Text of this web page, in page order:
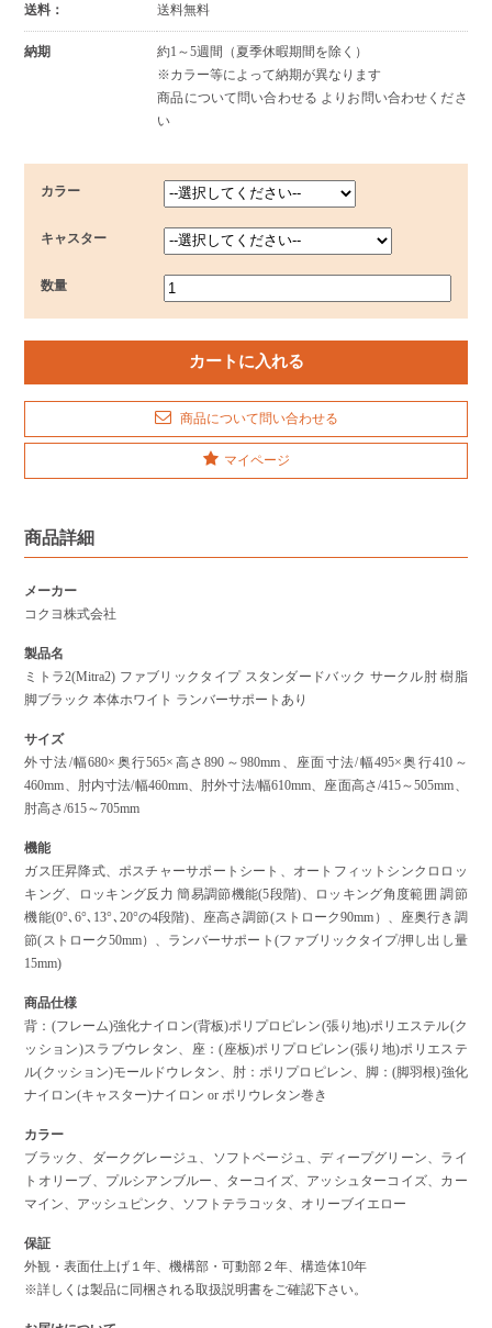
送料： 送料無料
納期
約1～5週間（夏季休暇期間を除く）
※カラー等によって納期が異なります
商品について問い合わせる よりお問い合わせくださ
い
カラー
キャスター
数量
商品について問い合わせる
マイページ
商品詳細
メーカー
コクヨ株式会社
製品名
ミトラ2(Mitra2) ファブリックタイプ スタンダードバック サークル肘 樹脂
脚ブラック 本体ホワイト ランバーサポートあり
サイズ
外寸法/幅680×奥行565×高さ890～980mm、座面寸法/幅495×奥行410～
460mm、肘内寸法/幅460mm、肘外寸法/幅610mm、座面高さ/415～505mm、
肘高さ/615～705mm
機能
ガス圧昇降式、ポスチャーサポートシート、オートフィットシンクロロッ
キング、ロッキング反力 簡易調節機能(5段階)、ロッキング角度範囲 調節
機能(0°､6°､13°､20°の4段階)、座高さ調節(ストローク90mm）、座奥行き調
節(ストローク50mm）、ランバーサポート(ファブリックタイプ/押し出し量
15mm)
商品仕様
背：(フレーム)強化ナイロン(背板)ポリプロピレン(張り地)ポリエステル(ク
ッション)スラブウレタン、座：(座板)ポリプロピレン(張り地)ポリエステ
ル(クッション)モールドウレタン、肘：ポリプロピレン、脚：(脚羽根)強化
ナイロン(キャスター)ナイロン or ポリウレタン巻き
カラー
ブラック、ダークグレージュ、ソフトベージュ、ディープグリーン、ライ
トオリーブ、プルシアンブルー、ターコイズ、アッシュターコイズ、カー
マイン、アッシュピンク、ソフトテラコッタ、オリーブイエロー
保証
外観・表面仕上げ１年、機構部・可動部２年、構造体10年
※詳しくは製品に同梱される取扱説明書をご確認下さい。